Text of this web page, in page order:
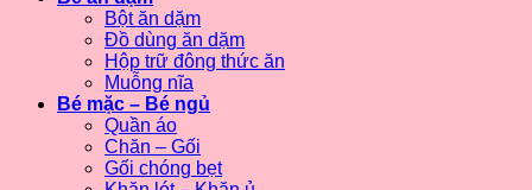
Bột ăn dặm
Đồ dùng ăn dặm
Hộp trữ đông thức ăn
Muỗng nĩa
Bé mặc – Bé ngủ
Quần áo
Chăn – Gối
Gối chóng bẹt